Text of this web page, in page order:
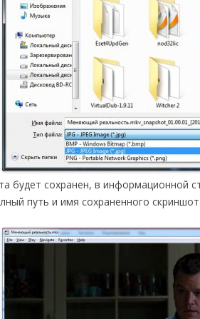
будет сохранен, в информационной
путь и имя сохраненного